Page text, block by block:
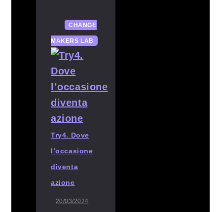
CHANGE
MAKERS LAB
Try4. Dove
l’occasione
diventa
azione
20/03/2024